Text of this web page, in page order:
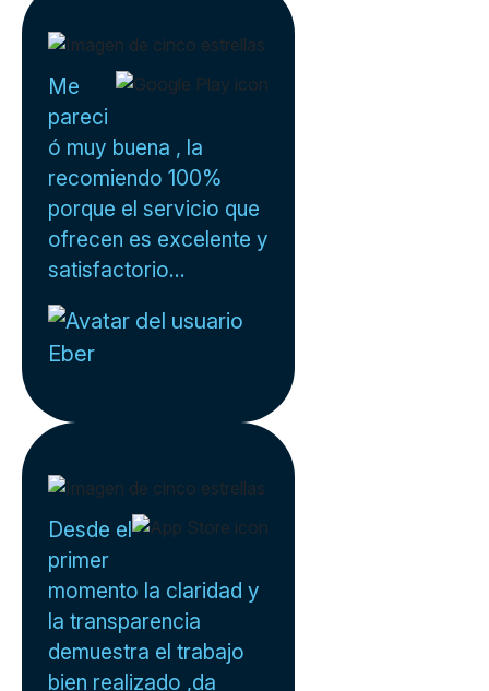
Me
pareci
ó muy buena , la
recomiendo 100%
porque el servicio que
ofrecen es excelente y
satisfactorio...
Eber
Desde el
primer
momento la claridad y
la transparencia
demuestra el trabajo
bien realizado ,da